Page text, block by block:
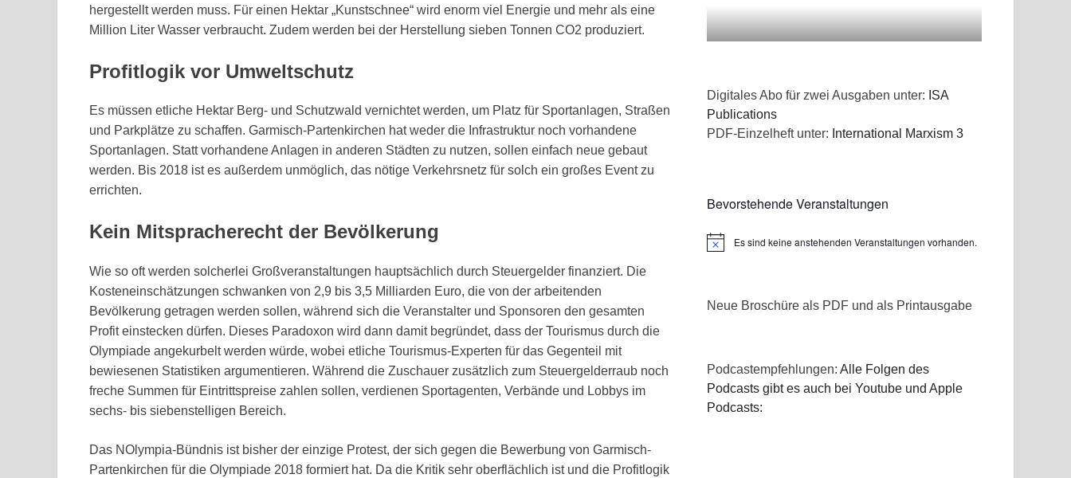
hergestellt werden muss. Für einen Hektar „Kunstschnee“ wird enorm viel Energie und mehr als eine
Million Liter Wasser verbraucht. Zudem werden bei der Herstellung sieben Tonnen CO2 produziert.
Profitlogik vor Umweltschutz
Es müssen etliche Hektar Berg- und Schutzwald vernichtet werden, um Platz für Sportanlagen, Straßen
und Parkplätze zu schaffen. Garmisch-Partenkirchen hat weder die Infrastruktur noch vorhandene
Sportanlagen. Statt vorhandene Anlagen in anderen Städten zu nutzen, sollen einfach neue gebaut
werden. Bis 2018 ist es außerdem unmöglich, das nötige Verkehrsnetz für solch ein großes Event zu
errichten.
Kein Mitspracherecht der Bevölkerung
Wie so oft werden solcherlei Großveranstaltungen hauptsächlich durch Steuergelder finanziert. Die
Kosteneinschätzungen schwanken von 2,9 bis 3,5 Milliarden Euro, die von der arbeitenden
Bevölkerung getragen werden sollen, während sich die Veranstalter und Sponsoren den gesamten
Profit einstecken dürfen. Dieses Paradoxon wird dann damit begründet, dass der Tourismus durch die
Olympiade angekurbelt werden würde, wobei etliche Tourismus-Experten für das Gegenteil mit
bewiesenen Statistiken argumentieren. Während die Zuschauer zusätzlich zum Steuergelderraub noch
freche Summen für Eintrittspreise zahlen sollen, verdienen Sportagenten, Verbände und Lobbys im
sechs- bis siebenstelligen Bereich.
Das NOlympia-Bündnis ist bisher der einzige Protest, der sich gegen die Bewerbung von Garmisch-
Partenkirchen für die Olympiade 2018 formiert hat. Da die Kritik sehr oberflächlich ist und die Profitlogik
Digitales Abo für zwei Ausgaben unter: ISA
Publications
PDF-Einzelheft unter: International Marxism 3
Bevorstehende Veranstaltungen
HinweisEs sind keine anstehenden Veranstaltungen vorhanden.
Neue Broschüre als PDF und als Printausgabe
Podcastempfehlungen:Alle Folgen des
Podcasts gibt es auch bei Youtube und Apple
Podcasts: